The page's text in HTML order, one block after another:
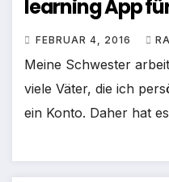
learning App
FEBRUAR 4, 2016
Meine Schwester
viele Väter, die ich
ein Konto. Daher hat